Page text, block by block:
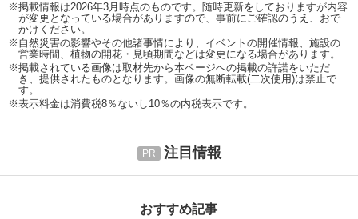
※掲載情報は2026年3月時点のものです。随時更新をしておりますが内容
が変更となっている場合がありますので、事前にご確認のうえ、おで
かけください。
※自然災害の影響やその他諸事情により、イベントの開催情報、施設の
営業時間、植物の開花・見頃期間などは変更になる場合があります。
※掲載されている画像は取材先から本ページへの掲載の許諾をいただ
き、提供されたものとなります。画像の無断転載(二次使用)は禁止で
す。
※表示料金は消費税8％ないし10％の内税表示です。
注目情報
おすすめ記事